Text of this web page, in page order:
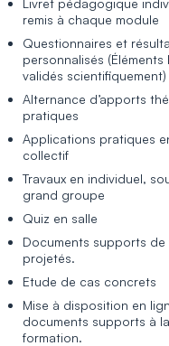
Livret pédagogique
remis à chaque module
Questionnaires et
personnalisés (Éléments
validés scientifiquement)
Alternance d’apports
pratiques
Applications pratiques
collectif
Travaux en individuel,
grand groupe
Quiz en salle
Documents supports
projetés.
Etude de cas concrets
Mise à disposition en
documents supports à
formation.